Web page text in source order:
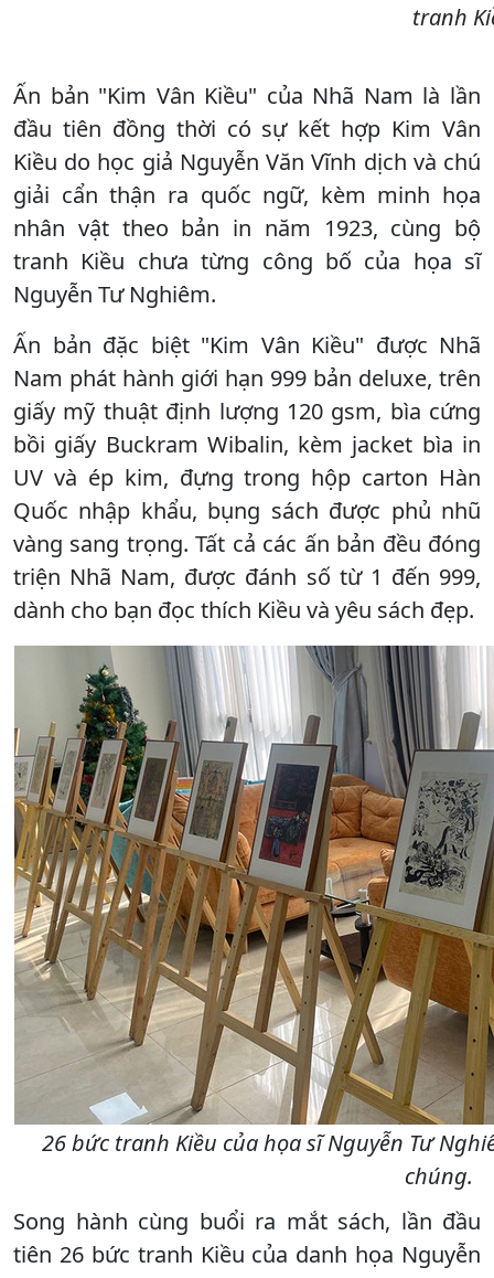
tranh
Ấn bản "Kim Vân Kiều" của Nhã Nam là lần
đầu tiên đồng thời có sự kết hợp Kim Vân
Kiều do học giả Nguyễn Văn Vĩnh dịch và chú
giải cẩn thận ra quốc ngữ, kèm minh họa
nhân vật theo bản in năm 1923, cùng bộ
tranh Kiều chưa từng công bố của họa sĩ
Nguyễn Tư Nghiêm.
Ấn bản đặc biệt "Kim Vân Kiều" được Nhã
Nam phát hành giới hạn 999 bản deluxe, trên
giấy mỹ thuật định lượng 120 gsm, bìa cứng
bồi giấy Buckram Wibalin, kèm jacket bìa in
UV và ép kim, đựng trong hộp carton Hàn
Quốc nhập khẩu, bụng sách được phủ nhũ
vàng sang trọng. Tất cả các ấn bản đều đóng
triện Nhã Nam, được đánh số từ 1 đến 999,
dành cho bạn đọc thích Kiều và yêu sách đẹp.
26 bức tranh Kiều của họa sĩ Nguyễn Tư
chúng.
Song hành cùng buổi ra mắt sách, lần đầu
tiên 26 bức tranh Kiều của danh họa Nguyễn